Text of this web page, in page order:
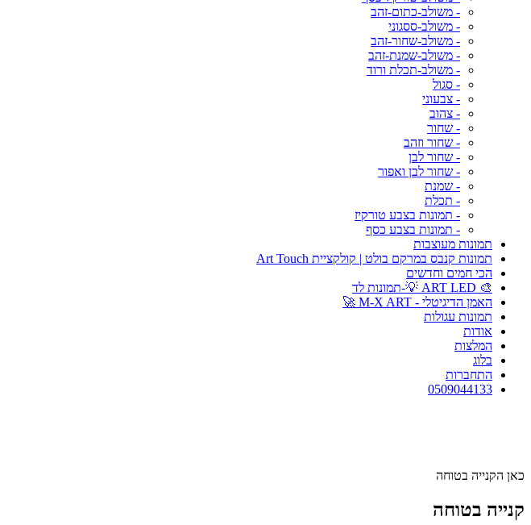
- משולב-כתום-זהב
- משולב-ססגוני
- משולב-שחור-זהב
- משולב-שמנת-זהב
- משולב-תכלת ורוד
- סגול
- צבעוני
- צהוב
- שחור
- שחור וזהב
- שחור לבן
- שחור לבן ואפור
- שמנת
- תכלת
- תמונות בצבע טורקיז
- תמונות בצבע כסף
תמונות מעוצבות
תמונות קנבס במרקם בולט | קולקציית Art Touch
הכי חמים וחדשים
🎨 ART LED 💡-תמונות לד
האמן הדיגיטלי - M-X ART 🚀
תמונות עגולות
אודות
המלצות
בלוג
התחברות
0509044133
כאן הקנייה בטוחה
קנייה בטוחה